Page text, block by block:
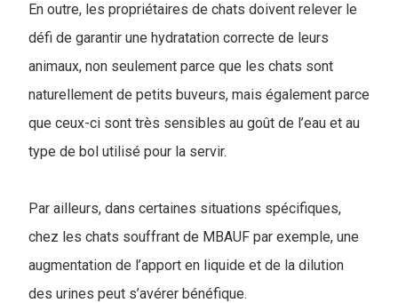
En outre, les propriétaires de chats doivent relever le
défi de garantir une hydratation correcte de leurs
animaux, non seulement parce que les chats sont
naturellement de petits buveurs, mais également parce
que ceux-ci sont très sensibles au goût de l’eau et au
type de bol utilisé pour la servir.
Par ailleurs, dans certaines situations spécifiques,
chez les chats souffrant de MBAUF par exemple, une
augmentation de l’apport en liquide et de la dilution
des urines peut s’avérer bénéfique.